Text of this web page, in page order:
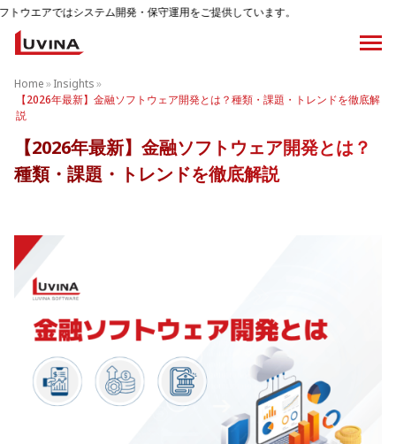
開発・保守運用をご提供しています。
Home»Insights»
【2026年最新】金融ソフトウェア開発とは？種類・課題・トレンドを徹底解
説
【2026年最新】金融ソフトウェア開発とは？
種類・課題・トレンドを徹底解説